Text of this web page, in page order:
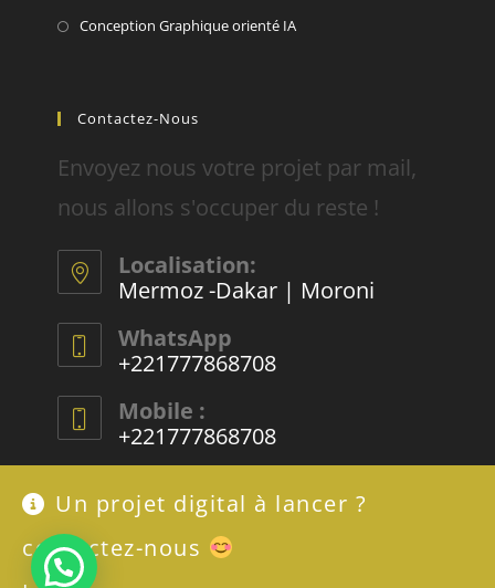
Un projet digital à lancer ?
contactez-nous
Conception Graphique orienté IA
Contactez-Nous
Envoyez nous votre projet par mail,
nous allons s'occuper du reste !
Localisation:
Mermoz -Dakar | Moroni
WhatsApp
+221777868708
Mobile :
+221777868708
contact@rachadifils.com